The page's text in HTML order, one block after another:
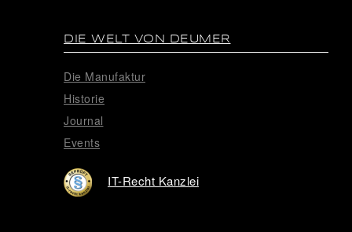
DIE WELT VON DEUMER
Die Manufaktur
Historie
Journal
Events
IT-Recht Kanzlei